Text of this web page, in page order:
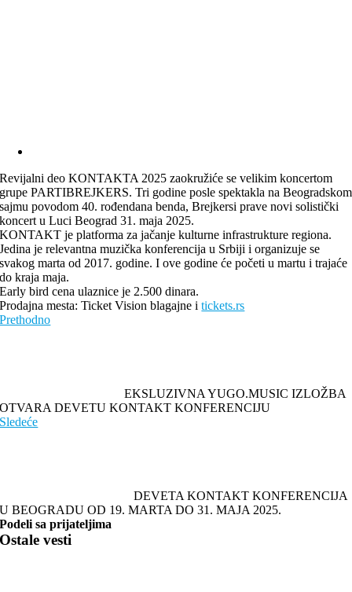
Revijalni deo KONTAKTA 2025 zaokružiće se velikim koncertom
grupe PARTIBREJKERS. Tri godine posle spektakla na Beogradskom
sajmu povodom 40. rođendana benda, Brejkersi prave novi solistički
koncert u Luci Beograd 31. maja 2025.
KONTAKT je platforma za jačanje kulturne infrastrukture regiona.
Jedina je relevantna muzička konferencija u Srbiji i organizuje se
svakog marta od 2017. godine. I ove godine će početi u martu i trajaće
do kraja maja.
Early bird cena ulaznice je 2.500 dinara.
Prodajna mesta: Ticket Vision blagajne itickets.rs
Prethodno
EKSLUZIVNA YUGO.MUSIC IZLOŽBA
OTVARA DEVETU KONTAKT KONFERENCIJU
Sledeće
DEVETA KONTAKT KONFERENCIJA
U BEOGRADU OD 19. MARTA DO 31. MAJA 2025.
Podeli sa prijateljima
Ostale vesti